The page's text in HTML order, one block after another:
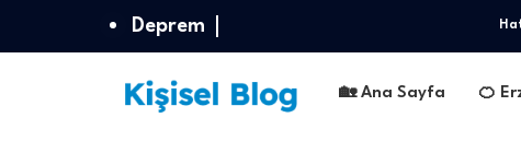
Deprem
🏡 Ana Sayfa 🍊